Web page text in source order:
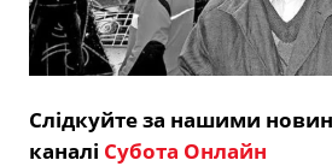
Слідкуйте за нашими
каналі Субота Онлайн